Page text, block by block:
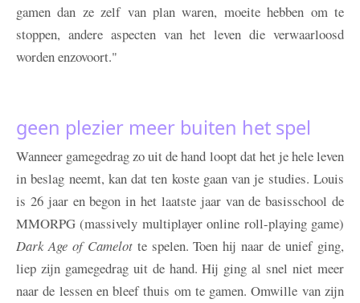
gamen dan ze zelf van plan waren, moeite hebben om te
stoppen, andere aspecten van het leven die verwaarloosd
worden enzovoort."
geen plezier meer buiten het spel
Wanneer gamegedrag zo uit de hand loopt dat het je hele leven
in beslag neemt, kan dat ten koste gaan van je studies. Louis
is 26 jaar en begon in het laatste jaar van de basisschool de
MMORPG (massively multiplayer online roll-playing game)
Dark Age of Camelotte spelen. Toen hij naar de unief ging,
liep zijn gamegedrag uit de hand. Hij ging al snel niet meer
naar de lessen en bleef thuis om te gamen. Omwille van zijn